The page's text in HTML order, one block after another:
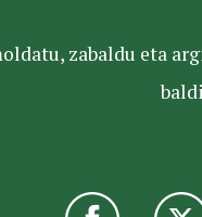
zabaldu eta